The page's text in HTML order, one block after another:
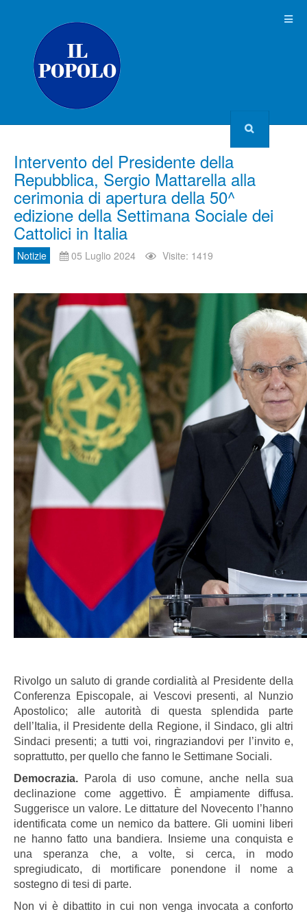
Intervento del Presidente della
Repubblica, Sergio Mattarella alla
cerimonia di apertura della 50^
edizione della Settimana Sociale dei
Cattolici in Italia
Notizie 05 Luglio 2024 Visite: 1419
Rivolgo un saluto di grande cordialità al Presidente della
Conferenza Episcopale, ai Vescovi presenti, al Nunzio
Apostolico; alle autorità di questa splendida parte
dell’Italia, il Presidente della Regione, il Sindaco, gli altri
Sindaci presenti; a tutti voi, ringraziandovi per l’invito e,
soprattutto, per quello che fanno le Settimane Sociali.
Democrazia. Parola di uso comune, anche nella sua
declinazione come aggettivo. È ampiamente diffusa.
Suggerisce un valore. Le dittature del Novecento l’hanno
identificata come un nemico da battere. Gli uomini liberi
ne hanno fatto una bandiera. Insieme una conquista e
una speranza che, a volte, si cerca, in modo
spregiudicato, di mortificare ponendone il nome a
sostegno di tesi di parte.
Non vi è dibattito in cui non venga invocata a conforto